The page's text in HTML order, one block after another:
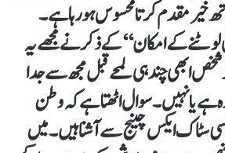
خیر مقدم کرتا محسوس ہورہا ہے۔
لوٹنے کے امکان‘‘ کے ذکر نے مجھے یہ
شخص ابھی چند ہی لمحے قبل مجھ سے جدا
ہے یا نہیں۔ سوال اٹھتا ہے کہ وطن
سٹاک ایکس چینج سے آشنا ہیں۔ میں